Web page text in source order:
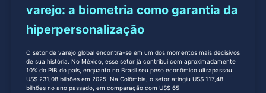
varejo: a biometria como garantia da
hiperpersonalização
O setor de varejo global encontra-se em um dos momentos mais decisivos
de sua história. No México, esse setor já contribui com aproximadamente
10% do PIB do país, enquanto no Brasil seu peso econômico ultrapassou
US$ 231,08 bilhões em 2025. Na Colômbia, o setor atingiu US$ 117,48
bilhões no ano passado, em comparação com US$ 65